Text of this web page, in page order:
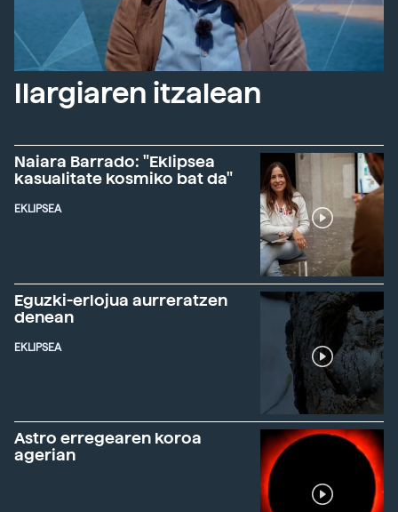
Ilargiaren itzalean
Naiara Barrado: "Eklipsea
kasualitate kosmiko bat da"
EKLIPSEA
Eguzki-erlojua aurreratzen
denean
EKLIPSEA
Astro erregearen koroa
agerian